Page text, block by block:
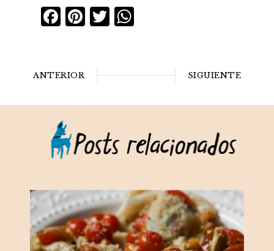
Facebook
Pinterest
Twitter
WhatsApp
ANTERIOR SIGUIENTE